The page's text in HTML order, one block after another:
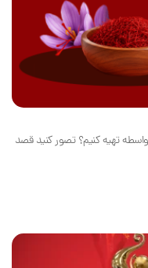
تهیه کنیم؟ تصور کنید قصد